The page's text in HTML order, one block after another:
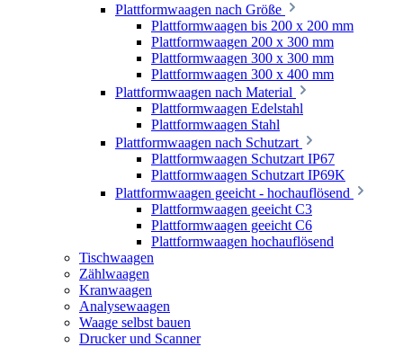
Plattformwaagen nach Größe
Plattformwaagen bis 200 x 200 mm
Plattformwaagen 200 x 300 mm
Plattformwaagen 300 x 300 mm
Plattformwaagen 300 x 400 mm
Plattformwaagen nach Material
Plattformwaagen Edelstahl
Plattformwaagen Stahl
Plattformwaagen nach Schutzart
Plattformwaagen Schutzart IP67
Plattformwaagen Schutzart IP69K
Plattformwaagen geeicht - hochauflösend
Plattformwaagen geeicht C3
Plattformwaagen geeicht C6
Plattformwaagen hochauflösend
Tischwaagen
Zählwaagen
Kranwaagen
Analysewaagen
Waage selbst bauen
Drucker und Scanner